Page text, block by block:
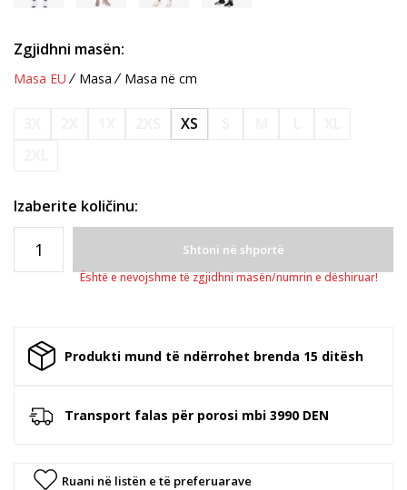
Zgjidhni masën:
Masa EU Masa Masa në cm
XS
Izaberite količinu:
Shtoni në shportë
Është e nevojshme të zgjidhni masën/numrin e dëshiruar!
Produkti mund të ndërrohet brenda 15 ditësh
Transport falas për porosi mbi 3990 DEN
Ruani në listën e të preferuarave